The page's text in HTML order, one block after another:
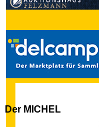
Der MICHEL